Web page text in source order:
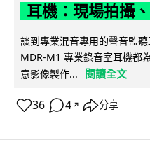
耳機：現場拍攝
談到專業混音專用的聲音監
MDR-M1 專業錄音室耳機都
意影像製作...
閱讀全文
36 4 ↗ 分享